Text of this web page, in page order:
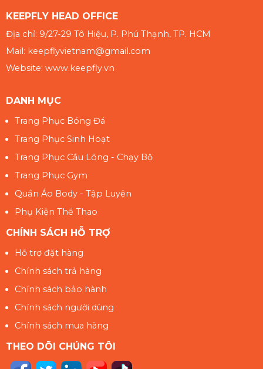
KEEPFLY HEAD OFFICE
Địa chỉ: 9/27-29 Tô Hiệu, P. Phú Thạnh, TP. HCM
Mail: keepflyvietnam@gmail.com
Website: www.keepfly.vn
DANH MỤC
Trang Phục Bóng Đá
Trang Phục Sinh Hoạt
Trang Phục Cầu Lông - Chạy Bộ
Trang Phục Gym
Quần Áo Body - Tập Luyện
Phụ Kiện Thể Thao
CHÍNH SÁCH HỖ TRỢ
Hỗ trợ đặt hàng
Chính sách trả hàng
Chính sách bảo hành
Chính sách người dùng
Chính sách mua hàng
THEO DÕI CHÚNG TÔI